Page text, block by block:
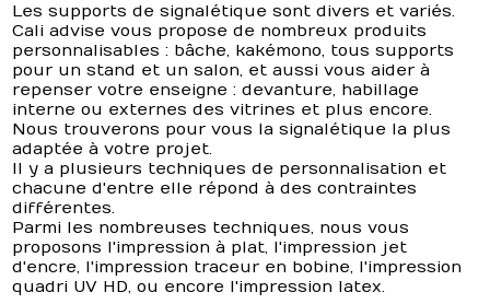
Les supports de signalétique sont divers et variés.
Cali advise vous propose de nombreux produits
personnalisables : bâche, kakémono, tous supports
pour un stand et un salon, et aussi vous aider à
repenser votre enseigne : devanture, habillage
interne ou externes des vitrines et plus encore.
Nous trouverons pour vous la signalétique la plus
adaptée à votre projet.
Il y a plusieurs techniques de personnalisation et
chacune d'entre elle répond à des contraintes
différentes.
Parmi les nombreuses techniques, nous vous
proposons l'impression à plat, l'impression jet
d'encre, l'impression traceur en bobine, l'impression
quadri UV HD, ou encore l'impression latex.